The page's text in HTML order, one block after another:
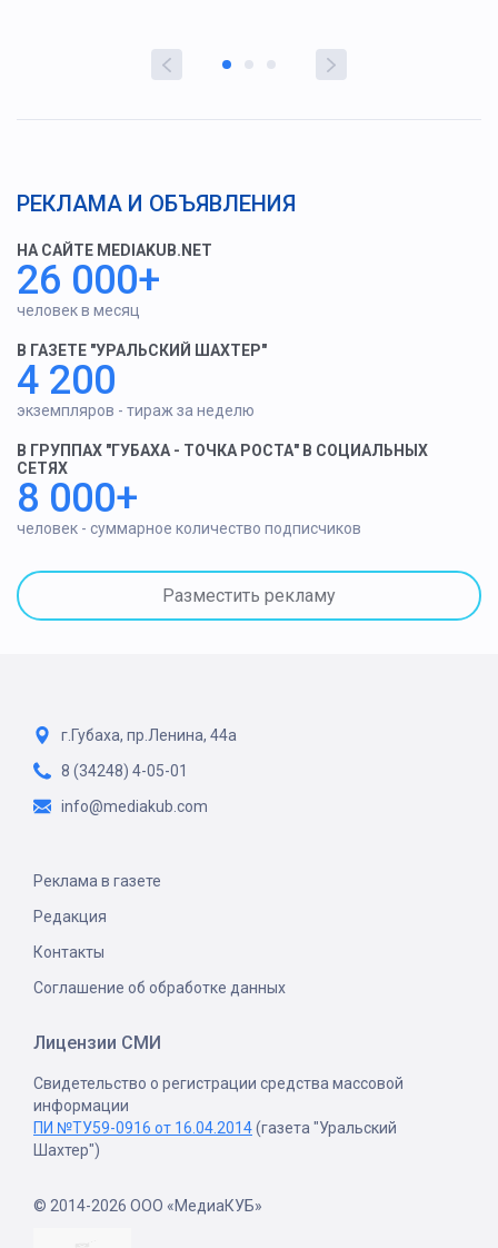
РЕКЛАМА И ОБЪЯВЛЕНИЯ
НА САЙТЕ MEDIAKUB.NET
26 000+
человек в месяц
В ГАЗЕТЕ "УРАЛЬСКИЙ ШАХТЕР"
4 200
экземпляров - тираж за неделю
В ГРУППАХ "ГУБАХА - ТОЧКА РОСТА" В СОЦИАЛЬНЫХ
СЕТЯХ
8 000+
человек - суммарное количество подписчиков
Разместить рекламу
г.Губаха, пр.Ленина, 44а
8 (34248) 4-05-01
info@mediakub.com
Реклама в газете
Редакция
Контакты
Соглашение об обработке данных
Лицензии СМИ
Свидетельство о регистрации средства массовой
информации
ПИ №ТУ59-0916 от 16.04.2014(газета "Уральский
Шахтер")
© 2014-2026 ООО «МедиаКУБ»